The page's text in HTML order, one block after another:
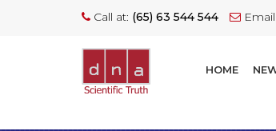
Call at: (65) 63 544 544
HOME